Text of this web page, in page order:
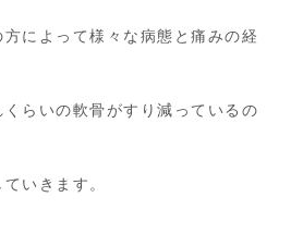
によって様々な病態と痛みの経
らいの軟骨がすり減っているの
いきます。